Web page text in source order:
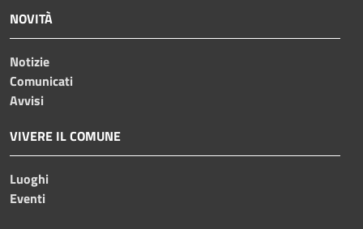
NOVITÀ
Notizie
Comunicati
Avvisi
VIVERE IL COMUNE
Luoghi
Eventi